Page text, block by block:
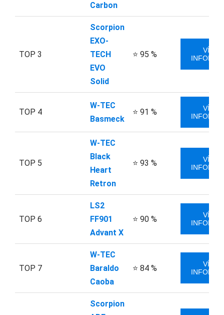
Carbon
TOP 3
Scorpion
EXO-
TECH
EVO
Solid
⭐ 95 %
VÍCE
TOP 4
W-TEC
Basmeck
⭐ 91 %
VÍCE
TOP 5
W-TEC
Black
Heart
Retron
⭐ 93 %
VÍCE
TOP 6
LS2
FF901
Advant X
⭐ 90 %
VÍCE
TOP 7
W-TEC
Baraldo
Caoba
⭐ 84 %
VÍCE
Scorpion